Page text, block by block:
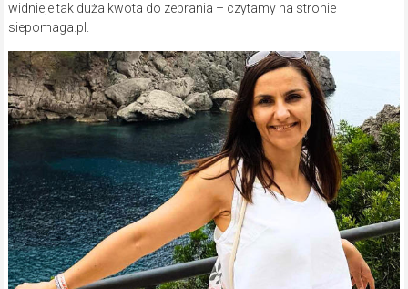
widnieje tak duża kwota do zebrania – czytamy na stronie
siepomaga.pl.